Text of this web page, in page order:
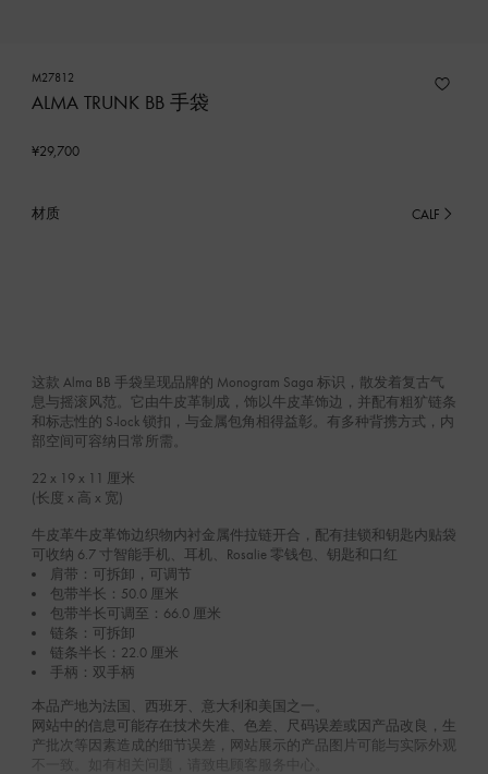
M27812
ALMA TRUNK BB 手袋
¥29,700
材质 CALF
已
这款 Alma BB 手袋呈现品牌的 Monogram Saga 标识，散发着复古气
息与摇滚风范。它由牛皮革制成，饰以牛皮革饰边，并配有粗犷链条
和标志性的 S-lock 锁扣，与金属包角相得益彰。有多种背携方式，内
部空间可容纳日常所需。
22 x 19 x 11 厘米
(长度 x 高 x 宽)
牛皮革牛皮革饰边织物内衬金属件拉链开合，配有挂锁和钥匙内贴袋
可收纳 6.7 寸智能手机、耳机、Rosalie 零钱包、钥匙和口红
肩带：可拆卸，可调节
包带半长：50.0 厘米
包带半长可调至：66.0 厘米
链条：可拆卸
链条半长：22.0 厘米
手柄：双手柄
本品产地为法国、西班牙、意大利和美国之一。
网站中的信息可能存在技术失准、色差、尺码误差或因产品改良，生
产批次等因素造成的细节误差，网站展示的产品图片可能与实际外观
不一致。如有相关问题，请致电顾客服务中心。